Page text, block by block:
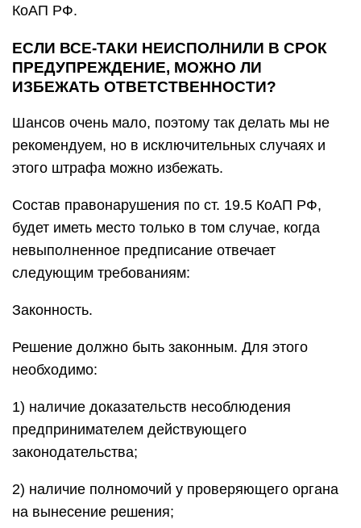
КоАП РФ.
ЕСЛИ ВСЕ-ТАКИ НЕИСПОЛНИЛИ В СРОК
ПРЕДУПРЕЖДЕНИЕ, МОЖНО ЛИ
ИЗБЕЖАТЬ ОТВЕТСТВЕННОСТИ?
Шансов очень мало, поэтому так делать мы не
рекомендуем, но в исключительных случаях и
этого штрафа можно избежать.
Состав правонарушения по ст. 19.5 КоАП РФ,
будет иметь место только в том случае, когда
невыполненное предписание отвечает
следующим требованиям:
Законность.
Решение должно быть законным. Для этого
необходимо:
1) наличие доказательств несоблюдения
предпринимателем действующего
законодательства;
2) наличие полномочий у проверяющего органа
на вынесение решения;